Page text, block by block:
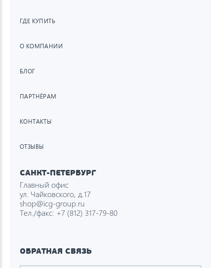
ГДЕ КУПИТЬ
О КОМПАНИИ
БЛОГ
ПАРТНЁРАМ
КОНТАКТЫ
ОТЗЫВЫ
САНКТ-ПЕТЕРБУРГ
Главный офис
ул. Чайковского, д.17
shop@icg-group.ru
Тел./факс: +7 (812) 317-79-80
ОБРАТНАЯ СВЯЗЬ